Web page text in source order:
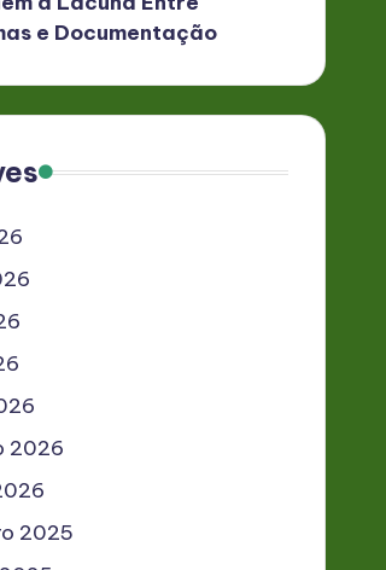
e Documentação
2026
2025